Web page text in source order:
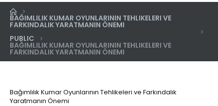
BAĞIMLILIK KUMAR OYUNLARININ TEHLIKELERI VE
FARKINDALIK YARATMANIN ÖNEMI
PUBLIC
BAĞIMLILIK KUMAR OYUNLARININ TEHLIKELERI VE
FARKINDALIK YARATMANIN ÖNEMI
Bağımlılık Kumar Oyunlarının Tehlikeleri ve Farkındalık
Yaratmanın Önemi